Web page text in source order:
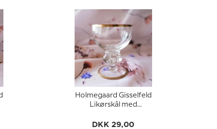
Holmegaard Gisselfeld
Likørskål med
DKK 29,00